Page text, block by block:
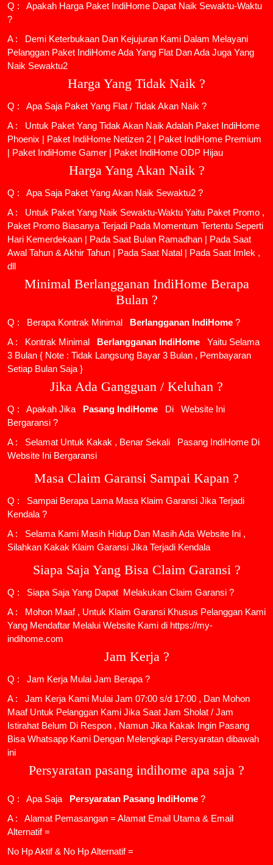
Q : Apakah Harga Paket IndiHome Dapat Naik Sewaktu-Waktu
?
A : Demi Keterbukaan Dan Kejujuran Kami Dalam Melayani
Pelanggan Paket IndiHome Ada Yang Flat Dan Ada Juga Yang
Naik Sewaktu2
Harga Yang Tidak Naik ?
Q : Apa Saja Paket Yang Flat / Tidak Akan Naik ?
A : Untuk Paket Yang Tidak Akan Naik Adalah Paket IndiHome
Phoenix | Paket IndiHome Netizen 2 | Paket IndiHome Premium
| Paket IndiHome Gamer | Paket IndiHome ODP Hijau
Harga Yang Akan Naik ?
Q : Apa Saja Paket Yang Akan Naik Sewaktu2 ?
A : Untuk Paket Yang Naik Sewaktu-Waktu Yaitu Paket Promo ,
Paket Promo Biasanya Terjadi Pada Momentum Tertentu Seperti
Hari Kemerdekaan | Pada Saat Bulan Ramadhan | Pada Saat
Awal Tahun & Akhir Tahun | Pada Saat Natal | Pada Saat Imlek ,
dll
Minimal Berlangganan IndiHome Berapa
Bulan ?
Q : Berapa Kontrak Minimal Berlangganan IndiHome ?
A : Kontrak Minimal
Berlangganan IndiHome
Yaitu Selama
3 Bulan { Note : Tidak Langsung Bayar 3 Bulan , Pembayaran
Setiap Bulan Saja }
Jika Ada Gangguan / Keluhan ?
Q : Apakah Jika Pasang IndiHome Di
Website Ini
Bergaransi ?
A : Selamat Untuk Kakak , Benar Sekali
Pasang IndiHome Di
Website Ini Bergaransi
Masa Claim Garansi Sampai Kapan ?
Q : Sampai Berapa Lama Masa Klaim Garansi Jika Terjadi
Kendala ?
A : Selama Kami Masih Hidup Dan Masih Ada Website Ini ,
Silahkan Kakak Klaim Garansi Jika Terjadi Kendala
Siapa Saja Yang Bisa Claim Garansi ?
Q : Siapa Saja Yang Dapat Melakukan Claim Garansi ?
A : Mohon Maaf , Untuk Klaim Garansi Khusus Pelanggan Kami
Yang Mendaftar Melalui Website Kami di https://my-
indihome.com
Jam Kerja ?
Q : Jam Kerja Mulai Jam Berapa ?
A : Jam Kerja Kami Mulai Jam 07:00 s/d 17:00 , Dan Mohon
Maaf Untuk Pelanggan Kami Jika Saat Jam Sholat / Jam
Istirahat Belum Di Respon , Namun Jika Kakak Ingin Pasang
Bisa Whatsapp Kami Dengan Melengkapi Persyaratan dibawah
ini
Persyaratan pasang indihome apa saja ?
Q : Apa Saja Persyaratan Pasang IndiHome ?
A : Alamat Pemasangan = Alamat Email Utama & Email
Alternatif =
No Hp Aktif & No Hp Alternatif =